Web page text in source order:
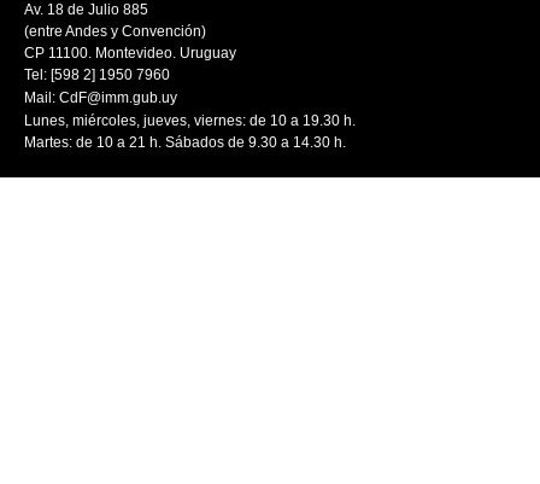
Av. 18 de Julio 885
(entre Andes y Convención)
CP 11100. Montevideo. Uruguay
Tel: [598 2] 1950 7960
Mail: CdF@imm.gub.uy
Lunes, miércoles, jueves, viernes: de 10 a 19.30 h.
Martes: de 10 a 21 h. Sábados de 9.30 a 14.30 h.